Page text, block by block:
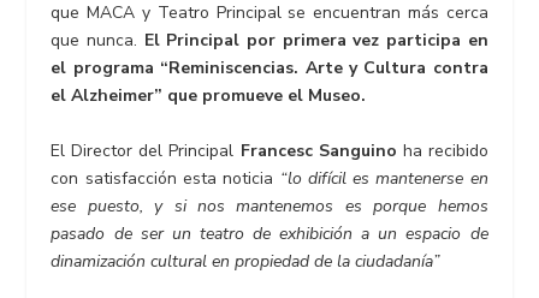
que MACA y Teatro Principal se encuentran más cerca
que nunca. El Principal por primera vez participa en
el programa “Reminiscencias. Arte y Cultura contra
el Alzheimer” que promueve el Museo.
El Director del Principal Francesc Sanguino ha recibido
con satisfacción esta noticia “lo difícil es mantenerse en
ese puesto, y si nos mantenemos es porque hemos
pasado de ser un teatro de exhibición a un espacio de
dinamización cultural en propiedad de la ciudadanía”